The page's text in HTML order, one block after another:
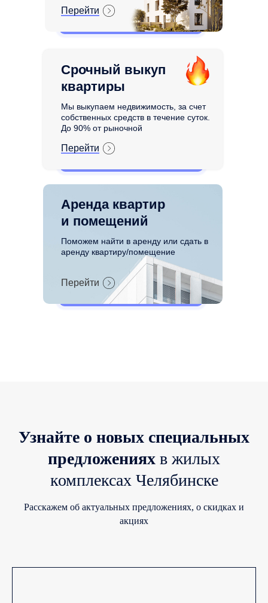
Аренда квартир
и помещений
Поможем найти в аренду или сдать в
аренду квартиру/помещение
Перейти
Срочный выкуп
квартиры
Мы выкупаем недвижимость, за счет
собственных средств в течение суток.
До 90% от рыночной
Перейти
Перейти
Узнайте о новых специальных
предложениях в жилых
комплексах Челябинске
Расскажем об актуальных предложениях, о скидках и
акциях